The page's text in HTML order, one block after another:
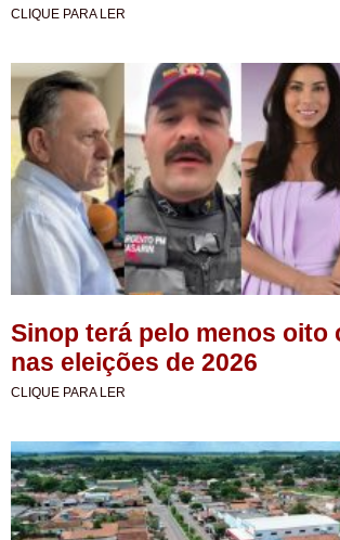
CLIQUE PARA LER
Sinop terá pelo menos oito
nas eleições de 2026
CLIQUE PARA LER